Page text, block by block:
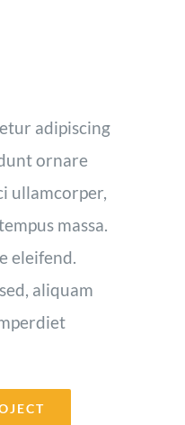
adipiscing
ornare
ullamcorper,
massa.
eleifend.
aliquam